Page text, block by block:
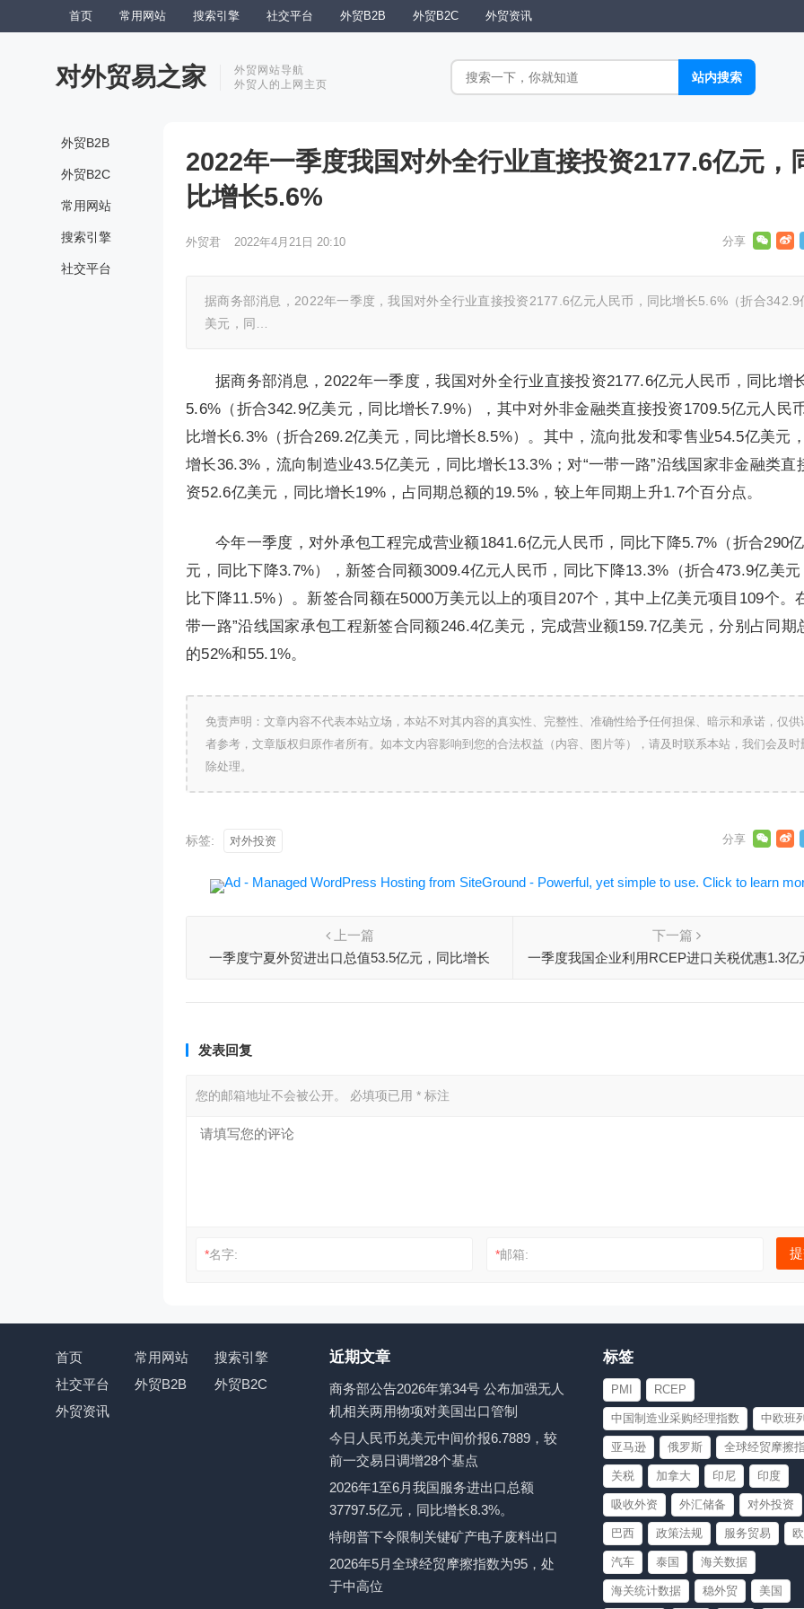
首页 常用网站 搜索引擎 社交平台 外贸B2B 外贸B2C 外贸资讯
对外贸易之家
外贸网站导航
外贸人的上网主页
外贸B2B
外贸B2C
常用网站
搜索引擎
社交平台
2022年一季度我国对外全行业直接投资2177.6亿元，
比增长5.6%
外贸君 2022年4月21日 20:10
据商务部消息，2022年一季度，我国对外全行业直接投资2177.6亿元人民币，同比增长5.6%（折合342.9
美元，同…
据商务部消息，2022年一季度，我国对外全行业直接投资2177.6亿元人民币，同比增
5.6%（折合342.9亿美元，同比增长7.9%），其中对外非金融类直接投资1709.5亿元人民
比增长6.3%（折合269.2亿美元，同比增长8.5%）。其中，流向批发和零售业54.5亿美元
增长36.3%，流向制造业43.5亿美元，同比增长13.3%；对“一带一路”沿线国家非金融类直
资52.6亿美元，同比增长19%，占同期总额的19.5%，较上年同期上升1.7个百分点。
今年一季度，对外承包工程完成营业额1841.6亿元人民币，同比下降5.7%（折合290
元，同比下降3.7%），新签合同额3009.4亿元人民币，同比下降13.3%（折合473.9亿美元
比下降11.5%）。新签合同额在5000万美元以上的项目207个，其中上亿美元项目109个。
带一路”沿线国家承包工程新签合同额246.4亿美元，完成营业额159.7亿美元，分别占同期
的52%和55.1%。
免责声明：文章内容不代表本站立场，本站不对其内容的真实性、完整性、准确性给予任何担保、暗示和承诺，仅供
者参考，文章版权归原作者所有。如本文内容影响到您的合法权益（内容、图片等），请及时联系本站，我们会及时
除处理。
标签: 对外投资
上一篇
一季度宁夏外贸进出口总值53.5亿元，同比增长
下一篇
一季度我国企业利用RCEP进口关税优惠1.3亿
发表回复
您的邮箱地址不会被公开。 必填项已用 * 标注
*名字: *邮箱:
首页 常用网站
搜索引擎
社交平台
外贸B2B
外贸B2C
外贸资讯
近期文章
商务部公告2026年第34号 公布加强无人
机相关两用物项对美国出口管制
今日人民币兑美元中间价报6.7889，较
前一交易日调增28个基点
2026年1至6月我国服务进出口总额
37797.5亿元，同比增长8.3%。
特朗普下令限制关键矿产电子废料出口
2026年5月全球经贸摩擦指数为95，处
于中高位
标签
PMI RCEP
中国制造业采购经理指数 中欧班
亚马逊 俄罗斯 全球经贸摩擦
关税 加拿大 印尼 印度
吸收外资 外汇储备 对外投资
巴西 政策法规 服务贸易
汽车 泰国 海关数据
海关统计数据 稳外贸 美国